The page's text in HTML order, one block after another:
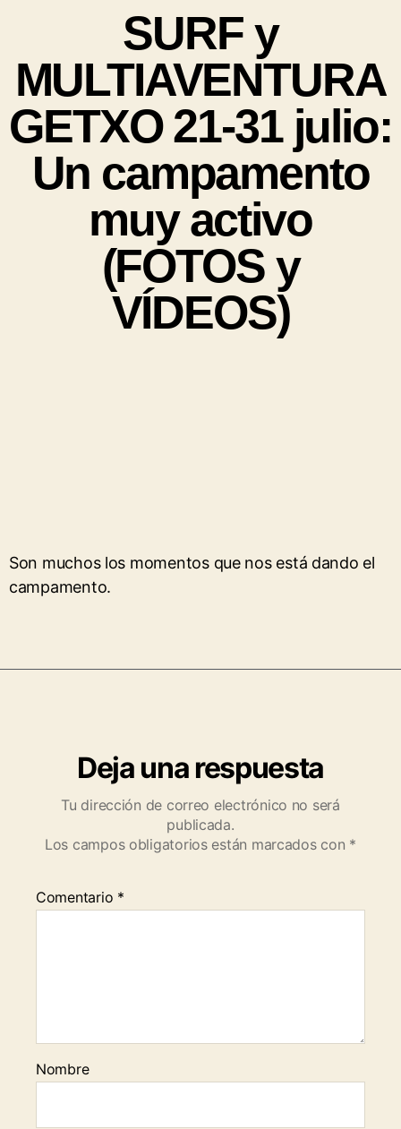
SURF y
MULTIAVENTURA
GETXO 21-31 julio:
Un campamento
muy activo
(FOTOS y
VÍDEOS)
Son muchos los momentos que nos está dando el
campamento.
Deja una respuesta
Tu dirección de correo electrónico no será
publicada.
Los campos obligatorios están marcados con *
Comentario *
Nombre